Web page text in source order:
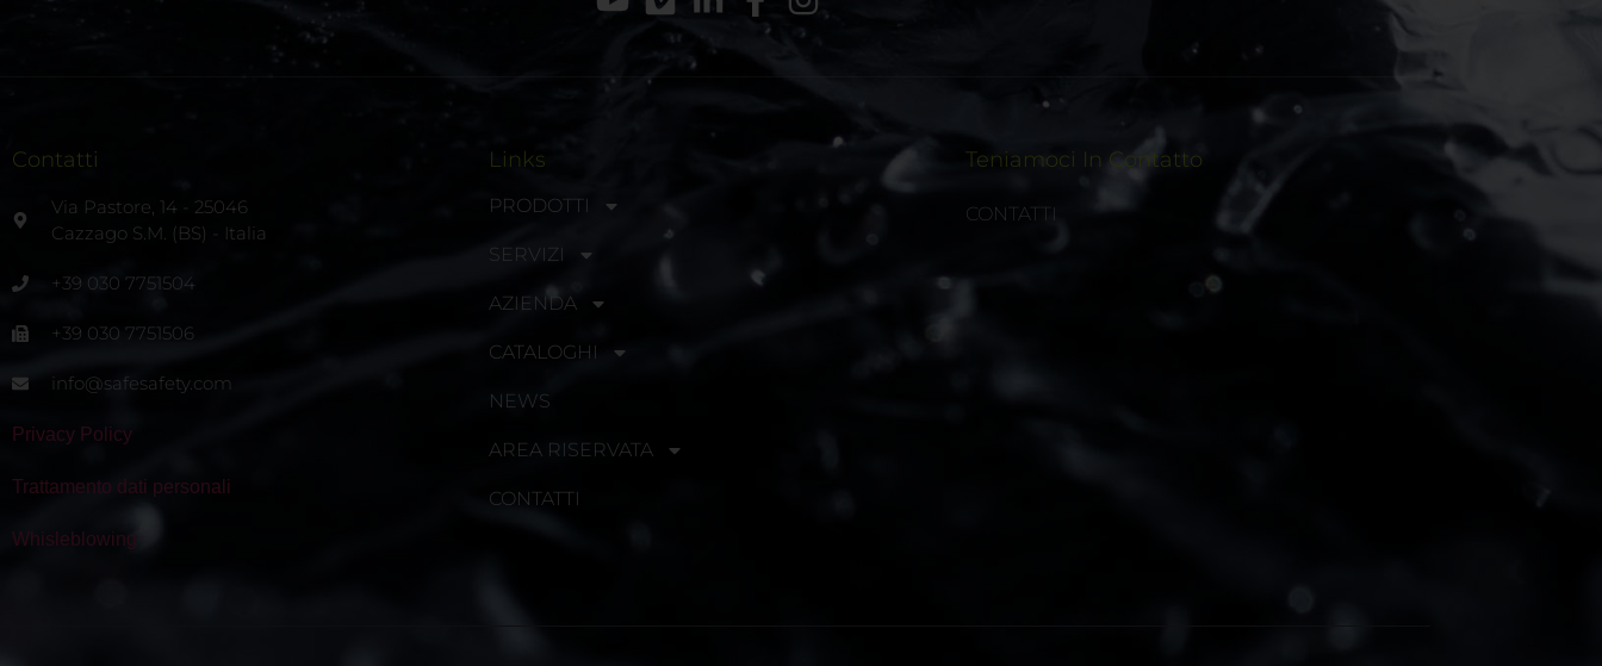
Contatti
Via Pastore, 14 - 25046
Cazzago S.M. (BS) - Italia
+39 030 7751504
+39 030 7751506
info@safesafety.com
Privacy Policy
Trattamento dati personali
Whisleblowing
Links
PRODOTTI
SERVIZI
AZIENDA
CATALOGHI
NEWS
AREA RISERVATA
CONTATTI
Teniamoci In Contatto
CONTATTI